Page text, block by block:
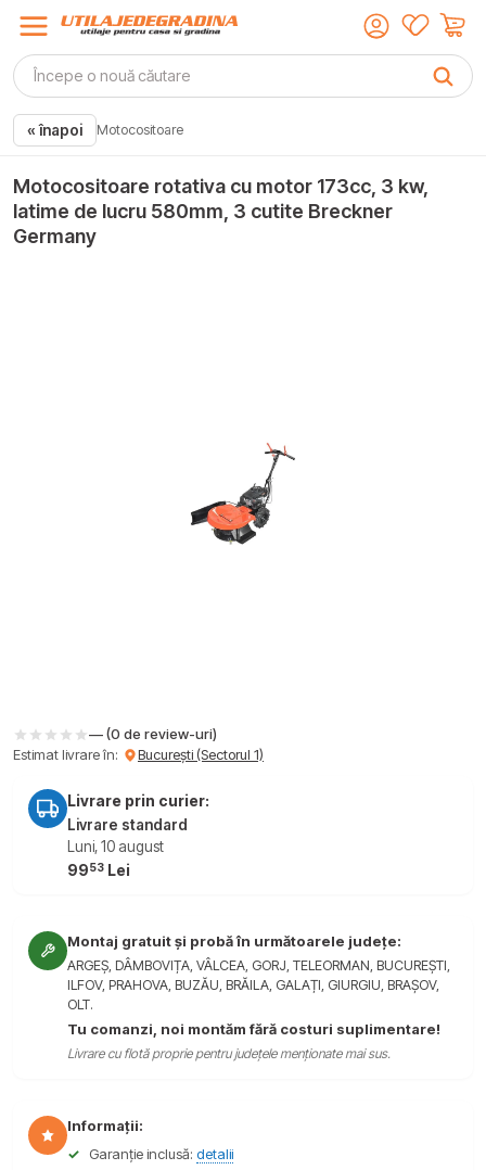
« înapoi Motocositoare
Motocositoare rotativa cu motor 173cc, 3 kw,
latime de lucru 580mm, 3 cutite Breckner
Germany
— (0 de review-uri)
Estimat livrare în:
București (Sectorul 1)
Livrare prin curier:
Livrare standard
Luni, 10 august
9953 Lei
Montaj gratuit și probă în următoarele județe:
ARGEȘ, DÂMBOVIȚA, VÂLCEA, GORJ, TELEORMAN, BUCUREȘTI,
ILFOV, PRAHOVA, BUZĂU, BRĂILA, GALAȚI, GIURGIU, BRAȘOV,
OLT.
Tu comanzi, noi montăm fără costuri suplimentare!
Livrare cu flotă proprie pentru județele menționate mai sus.
Informații:
✓
Garanție inclusă: detalii